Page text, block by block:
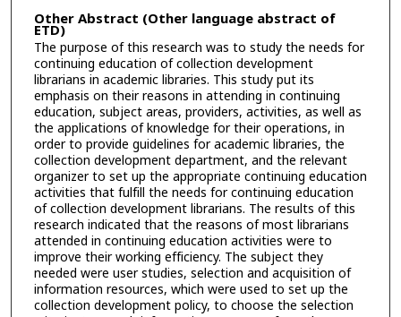
Other Abstract (Other language abstract of
ETD)
The purpose of this research was to study the needs for
continuing education of collection development
librarians in academic libraries. This study put its
emphasis on their reasons in attending in continuing
education, subject areas, providers, activities, as well as
the applications of knowledge for their operations, in
order to provide guidelines for academic libraries, the
collection development department, and the relevant
organizer to set up the appropriate continuing education
activities that fulfill the needs for continuing education
of collection development librarians. The results of this
research indicated that the reasons of most librarians
attended in continuing education activities were to
improve their working efficiency. The subject they
needed were user studies, selection and acquisition of
information resources, which were used to set up the
collection development policy, to choose the selection